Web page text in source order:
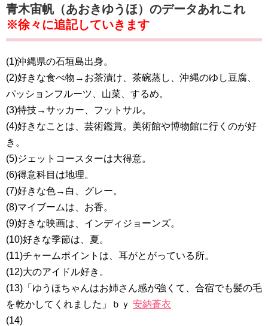
青木宙帆（あおきゆうほ）のデータあれこれ
※徐々に追記していきます
(1)沖縄県の石垣島出身。
(2)好きな食べ物→お茶漬け、茶碗蒸し、沖縄のゆし豆腐、
パッションフルーツ、山菜、するめ。
(3)特技→サッカー、フットサル。
(4)好きなことは、芸術鑑賞。美術館や博物館に行くのが好
き。
(5)ジェットコースターは大得意。
(6)得意科目は地理。
(7)好きな色→白、グレー。
(8)マイブームは、お香。
(9)好きな映画は、インディジョーンズ。
(10)好きな季節は、夏。
(11)チャームポイントは、耳がとがっている所。
(12)大のアイドル好き。
(13)「ゆうほちゃんはお姉さん感が強くて、合宿でも髪の毛
を乾かしてくれました」ｂｙ 安納蒼衣
(14)